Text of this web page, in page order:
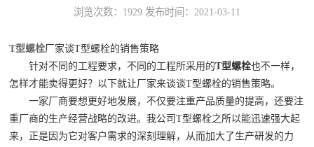
浏览次数：1929 发布时间：2021-03-11
T型螺栓厂家谈T型螺栓的销售策略
针对不同的工程要求，不同的工程所采用的T型螺栓也不一样，
怎样才能卖得更好？以下就让厂家来谈谈T型螺栓的销售策略。
一家厂商要想更好地发展，不仅要注重产品质量的提高，还要注
重厂商的生产经营战略的改进。我公司T型螺栓之所以能迅速强大起
来，正是因为它对客户需求的深刻理解，从而加大了生产研发的力